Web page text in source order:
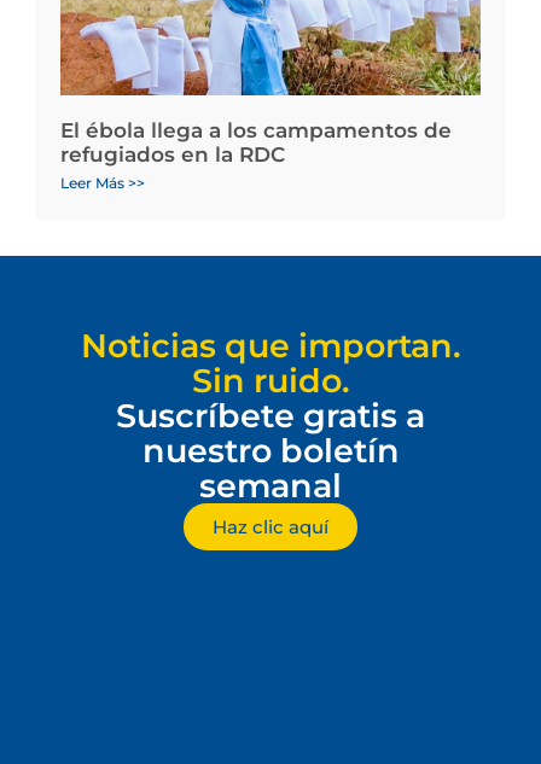
El ébola llega a los campamentos de
refugiados en la RDC
Leer Más >>
Noticias que importan.
Sin ruido.
Suscríbete gratis a
nuestro boletín
semanal
Haz clic aquí